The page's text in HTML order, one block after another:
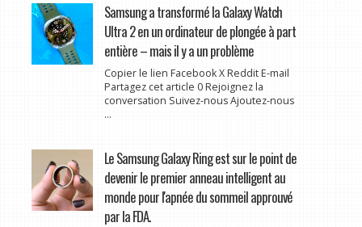
Samsung a transformé la Galaxy Watch
Ultra 2 en un ordinateur de plongée à part
entière – mais il y a un problème
Copier le lien Facebook X Reddit E-mail
Partagez cet article 0 Rejoignez la
conversation Suivez-nous Ajoutez-nous
...
Le Samsung Galaxy Ring est sur le point de
devenir le premier anneau intelligent au
monde pour l'apnée du sommeil approuvé
par la FDA.